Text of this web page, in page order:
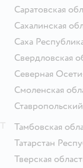
Саратовская
Сахалинская
Саха
Свердловская
Северная
Смоленская
Тамбовская
Татарстан
Тверская